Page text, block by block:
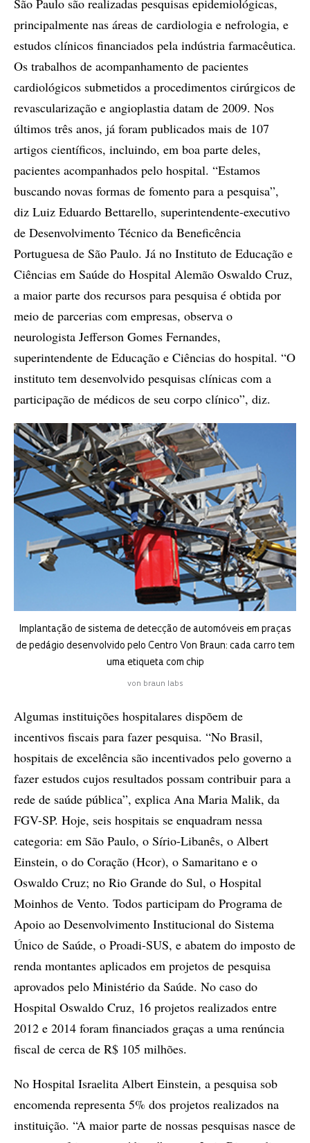
principalmente nas áreas de cardiologia e nefrologia, e
estudos clínicos financiados pela indústria farmacêutica.
Os trabalhos de acompanhamento de pacientes
cardiológicos submetidos a procedimentos cirúrgicos de
revascularização e angioplastia datam de 2009. Nos
últimos três anos, já foram publicados mais de 107
artigos científicos, incluindo, em boa parte deles,
pacientes acompanhados pelo hospital. “Estamos
buscando novas formas de fomento para a pesquisa”,
diz Luiz Eduardo Bettarello, superintendente-executivo
de Desenvolvimento Técnico da Beneficência
Portuguesa de São Paulo. Já no Instituto de Educação e
Ciências em Saúde do Hospital Alemão Oswaldo Cruz,
a maior parte dos recursos para pesquisa é obtida por
meio de parcerias com empresas, observa o
neurologista Jefferson Gomes Fernandes,
superintendente de Educação e Ciências do hospital. “O
instituto tem desenvolvido pesquisas clínicas com a
participação de médicos de seu corpo clínico”, diz.
Implantação de sistema de detecção de automóveis em praças
de pedágio desenvolvido pelo Centro Von Braun: cada carro tem
uma etiqueta com chip
von braun labs
Algumas instituições hospitalares dispõem de
incentivos fiscais para fazer pesquisa. “No Brasil,
hospitais de excelência são incentivados pelo governo a
fazer estudos cujos resultados possam contribuir para a
rede de saúde pública”, explica Ana Maria Malik, da
FGV-SP. Hoje, seis hospitais se enquadram nessa
categoria: em São Paulo, o Sírio-Libanês, o Albert
Einstein, o do Coração (Hcor), o Samaritano e o
Oswaldo Cruz; no Rio Grande do Sul, o Hospital
Moinhos de Vento. Todos participam do Programa de
Apoio ao Desenvolvimento Institucional do Sistema
Único de Saúde, o Proadi-SUS, e abatem do imposto de
renda montantes aplicados em projetos de pesquisa
aprovados pelo Ministério da Saúde. No caso do
Hospital Oswaldo Cruz, 16 projetos realizados entre
2012 e 2014 foram financiados graças a uma renúncia
fiscal de cerca de R$ 105 milhões.
No Hospital Israelita Albert Einstein, a pesquisa sob
encomenda representa 5% dos projetos realizados na
instituição. “A maior parte de nossas pesquisas nasce de